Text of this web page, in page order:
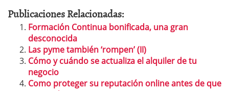
Publicaciones Relacionadas:
Formación Continua bonificada, una gran
desconocida
Las pyme también ‘rompen’ (II)
Cómo y cuándo se actualiza el alquiler de tu
negocio
Como proteger su reputación online antes de que